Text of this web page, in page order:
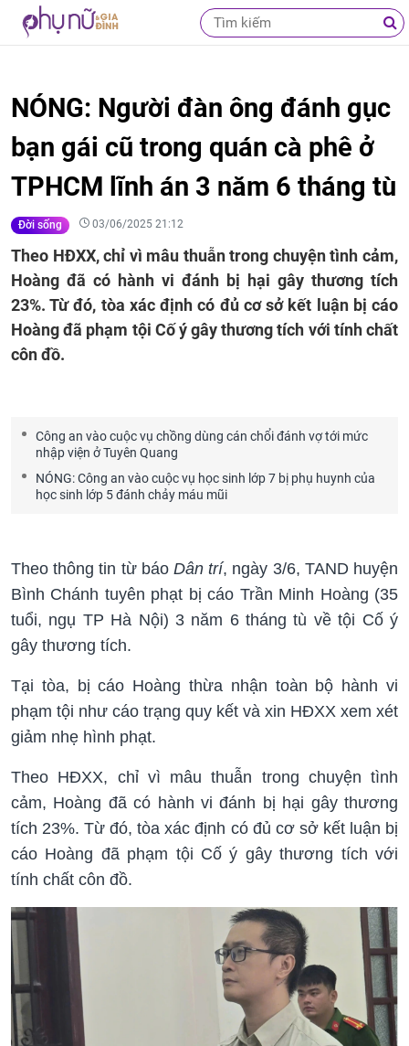
NÓNG: Người đàn ông đánh gục
bạn gái cũ trong quán cà phê ở
TPHCM lĩnh án 3 năm 6 tháng tù
Đời sống 03/06/2025 21:12
Theo HĐXX, chỉ vì mâu thuẫn trong chuyện tình cảm,
Hoàng đã có hành vi đánh bị hại gây thương tích
23%. Từ đó, tòa xác định có đủ cơ sở kết luận bị cáo
Hoàng đã phạm tội Cố ý gây thương tích với tính chất
côn đồ.
Công an vào cuộc vụ chồng dùng cán chổi đánh vợ tới mức
nhập viện ở Tuyên Quang
NÓNG: Công an vào cuộc vụ học sinh lớp 7 bị phụ huynh của
học sinh lớp 5 đánh chảy máu mũi
Theo thông tin từ báo Dân trí, ngày 3/6, TAND huyện
Bình Chánh tuyên phạt bị cáo Trần Minh Hoàng (35
tuổi, ngụ TP Hà Nội) 3 năm 6 tháng tù về tội Cố ý
gây thương tích.
Tại tòa, bị cáo Hoàng thừa nhận toàn bộ hành vi
phạm tội như cáo trạng quy kết và xin HĐXX xem xét
giảm nhẹ hình phạt.
Theo HĐXX, chỉ vì mâu thuẫn trong chuyện tình
cảm, Hoàng đã có hành vi đánh bị hại gây thương
tích 23%. Từ đó, tòa xác định có đủ cơ sở kết luận bị
cáo Hoàng đã phạm tội Cố ý gây thương tích với
tính chất côn đồ.